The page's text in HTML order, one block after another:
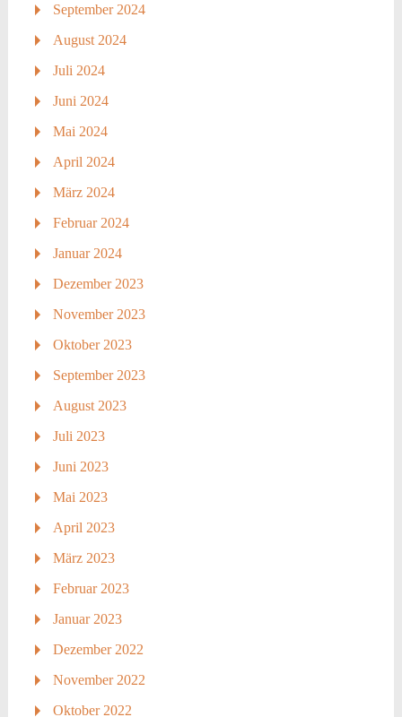
September 2024
August 2024
Juli 2024
Juni 2024
Mai 2024
April 2024
März 2024
Februar 2024
Januar 2024
Dezember 2023
November 2023
Oktober 2023
September 2023
August 2023
Juli 2023
Juni 2023
Mai 2023
April 2023
März 2023
Februar 2023
Januar 2023
Dezember 2022
November 2022
Oktober 2022